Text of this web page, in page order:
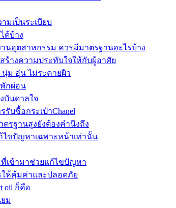
มเป็นระเบียบ
ด้บ้าง
นอุตสาหกรรม ควรมีมาตรฐานอะไรบ้าง
างความประทับใจให้กับผู้อาศัย
ม อุ่น ไม่ระคายผิว
พักผ่อน
งบันดาลใจ
บซื้อกระเป๋าChanel
รฐานสูงยังต้องคำนึงถึง
ไขปัญหาเฉพาะหน้าเท่านั้น
เข้ามาช่วยแก้ไขปัญหา
ให้คุ้มค่าและปลอดภัย
oil ก็คือ
ม